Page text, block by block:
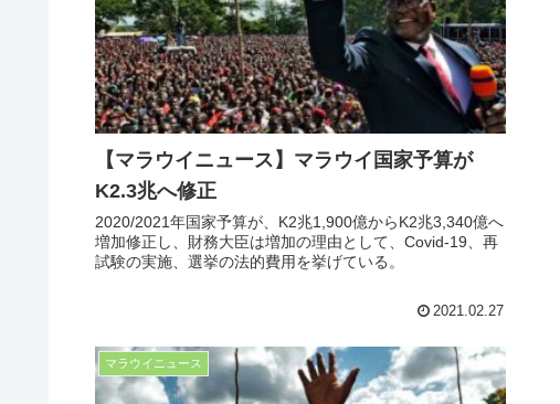
【マラウイニュース】マラウイ国家予算が
K2.3兆へ修正
2020/2021年国家予算が、K2兆1,900億からK2兆3,340億へ
増加修正し、財務大臣は増加の理由として、Covid-19、再
試験の実施、選挙の法的費用を挙げている。
2021.02.27
マラウイニュース